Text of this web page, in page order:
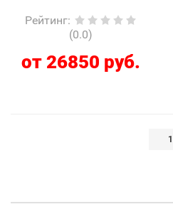
Рейтинг:
(0.0)
от 26850 руб.
1